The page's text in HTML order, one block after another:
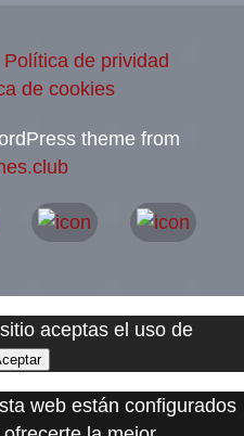
Política de prividad
de cookies
theme from
aceptas el uso de
web están configurados